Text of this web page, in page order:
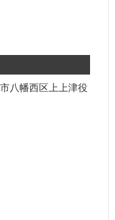
八幡西区上上津役